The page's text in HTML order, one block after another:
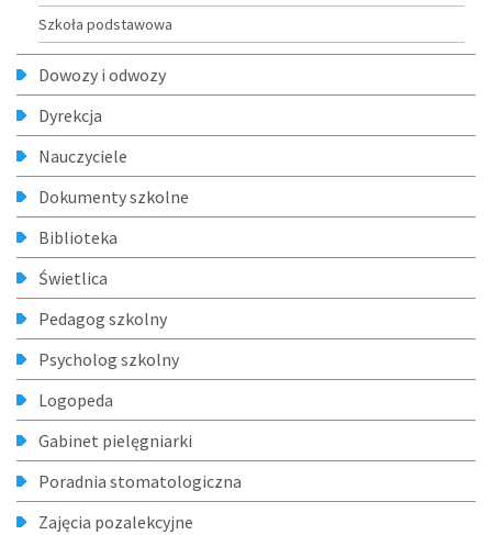
Szkoła podstawowa
Dowozy i odwozy
Dyrekcja
Nauczyciele
Dokumenty szkolne
Biblioteka
Świetlica
Pedagog szkolny
Psycholog szkolny
Logopeda
Gabinet pielęgniarki
Poradnia stomatologiczna
Zajęcia pozalekcyjne